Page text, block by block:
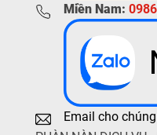
Miền Nam:
Email cho